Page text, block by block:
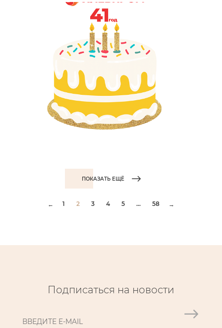
ПОКАЗАТЬ ЕЩЁ
← 1 2 3 4 5 ... 58 →
Подписаться на новости